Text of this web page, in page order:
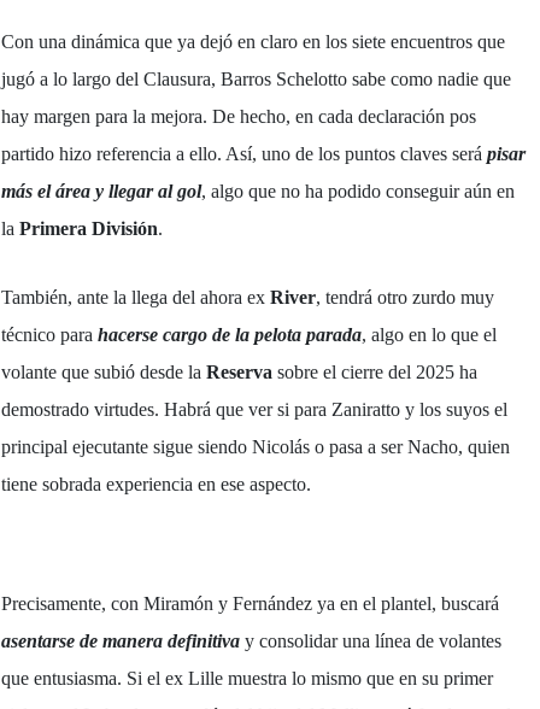
Con una dinámica que ya dejó en claro en los siete encuentros que
jugó a lo largo del Clausura, Barros Schelotto sabe como nadie que
hay margen para la mejora. De hecho, en cada declaración pos
partido hizo referencia a ello. Así, uno de los puntos claves será pisar
más el área y llegar al gol, algo que no ha podido conseguir aún en
la Primera División.
También, ante la llega del ahora ex River, tendrá otro zurdo muy
técnico para hacerse cargo de la pelota parada, algo en lo que el
volante que subió desde la Reserva sobre el cierre del 2025 ha
demostrado virtudes. Habrá que ver si para Zaniratto y los suyos el
principal ejecutante sigue siendo Nicolás o pasa a ser Nacho, quien
tiene sobrada experiencia en ese aspecto.
Precisamente, con Miramón y Fernández ya en el plantel, buscará
asentarse de manera definitiva y consolidar una línea de volantes
que entusiasma. Si el ex Lille muestra lo mismo que en su primer